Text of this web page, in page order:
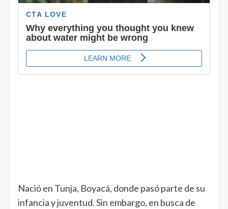
Nació en Tunja, Boyacá, donde pasó parte de su
infancia y juventud. Sin embargo, en busca de